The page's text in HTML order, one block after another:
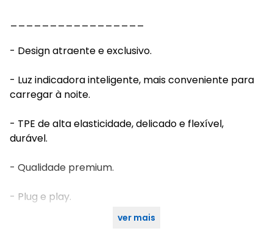
- Design atraente e exclusivo.
- Luz indicadora inteligente, mais conveniente para
carregar à noite.
- TPE de alta elasticidade, delicado e flexível,
durável.
- Qualidade premium.
- Plug e play.
ver mais